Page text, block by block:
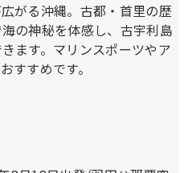
がる沖縄。古都・首里の歴
の神秘を体感し、古宇利島
ます。マリンスポーツやア
すすめです。